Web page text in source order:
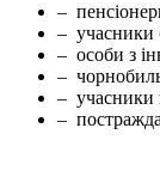
–
– учасники
– особи з
–
– учасники
–